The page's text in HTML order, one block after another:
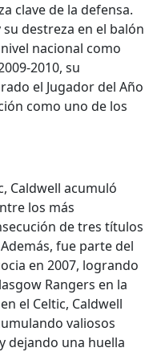
clave de la defensa.
destreza en el balón
nacional como
2010, su
el Jugador del Año
como uno de los
Caldwell acumuló
los más
de tres títulos
fue parte del
en 2007, logrando
Rangers en la
el Celtic, Caldwell
valiosos
dejando una huella